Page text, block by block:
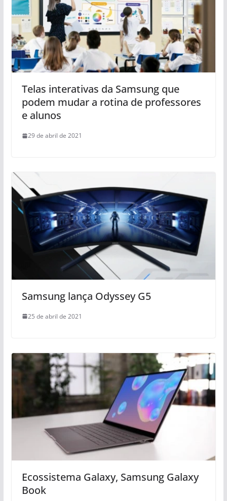
Telas interativas da Samsung que
podem mudar a rotina de professores
e alunos
29 de abril de 2021
Samsung lança Odyssey G5
25 de abril de 2021
Ecossistema Galaxy, Samsung Galaxy
Book